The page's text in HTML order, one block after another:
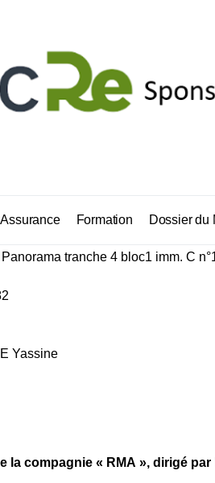
Formation Dossier du
ASSUR
tranche 4 bloc1 imm. C
Yassine
la compagnie « RMA », dirigé